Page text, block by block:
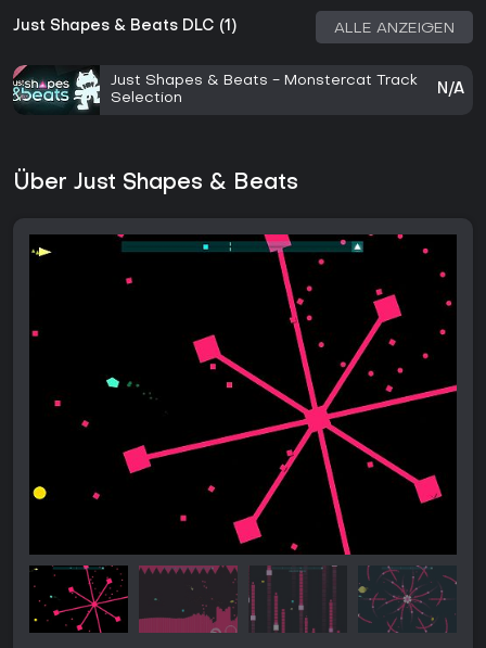
Just Shapes & Beats DLC (1) ALLE ANZEIGEN
Just Shapes & Beats - Monstercat Track
Selection
N/A
Über Just Shapes & Beats